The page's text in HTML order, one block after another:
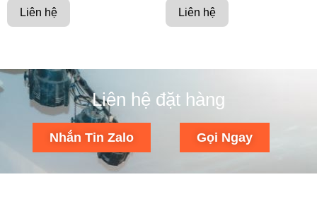
Liên hệ Liên hệ
Liên hệ đặt hàng
Nhắn Tin Zalo Gọi Ngay